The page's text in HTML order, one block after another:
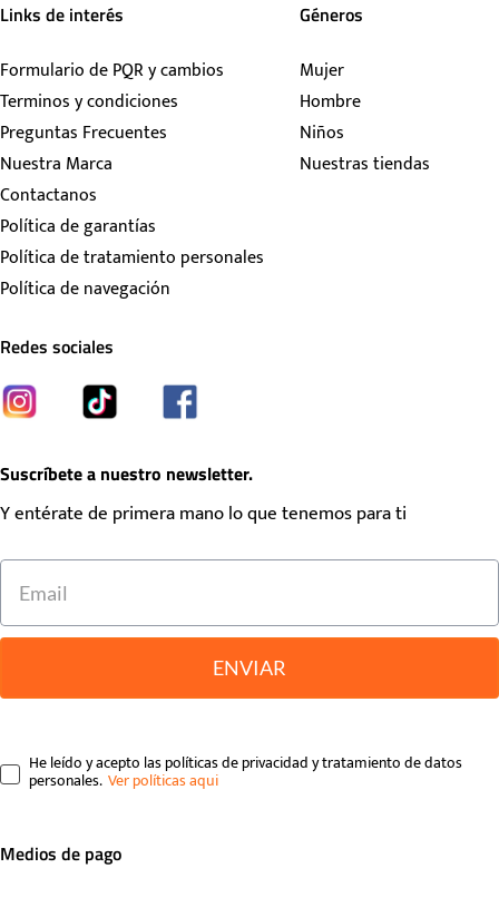
Links de interés
Formulario de PQR y cambios
Terminos y condiciones
Preguntas Frecuentes
Nuestra Marca
Contactanos
Política de garantías
Política de tratamiento personales
Política de navegación
Géneros
Mujer
Hombre
Niños
Nuestras tiendas
Redes sociales
Suscríbete a nuestro newsletter.
Y entérate de primera mano lo que tenemos para ti
ENVIAR
He leído y acepto las políticas de privacidad y tratamiento de datos
personales.
Medios de pago